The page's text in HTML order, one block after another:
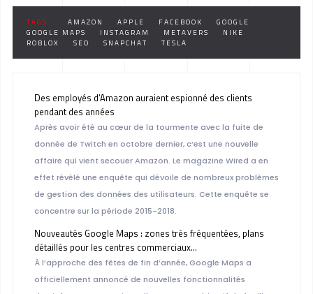
TAGS : AMAZON APPLE FACEBOOK
GOOGLE
GOOGLE MAPS
INSTAGRAM METAVERS
NIKE
ROBLOX
SEO SNAPCHAT TESLA
Des employés d’Amazon auraient espionné des clients
pendant des années
Après avoir été au cœur de la tourmente avec la fuite de
donnée de Twitch en octobre dernier, c’est une nouvelle
affaire qui vient secouer Amazon. Le magazine Wired a en
effet révélé une enquête qui dévoile de nombreux problèmes
de gestion des données des utilisateurs. Cette enquête se
concentre sur la période 2015-2018.
Nouveautés Google Maps : zones très fréquentées, plans
détaillés pour les centres commerciaux…
À l’approche des fêtes de fin d’année, Google Maps a
officiellement annoncé de nouvelles fonctionnalités